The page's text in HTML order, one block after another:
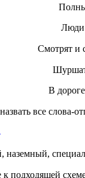
Люди
Смотрят и
В
все слова-
к подходящей